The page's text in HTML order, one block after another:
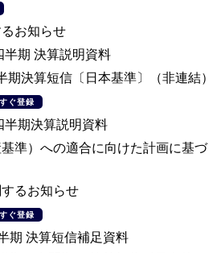
お知らせ
期 決算説明資料
期決算短信〔日本基準〕（非連結）
ぐ登録
期決算説明資料
基準）への適合に向けた計画に基づ
るお知らせ
ぐ登録
期 決算短信補足資料